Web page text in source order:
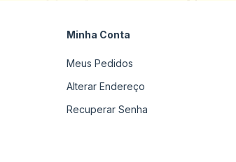
Minha Conta
Meus Pedidos
Alterar Endereço
Recuperar Senha